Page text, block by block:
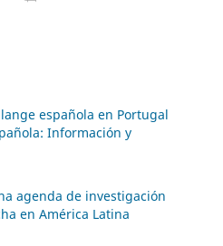
española en Portugal
Información y
agenda de investigación
en América Latina